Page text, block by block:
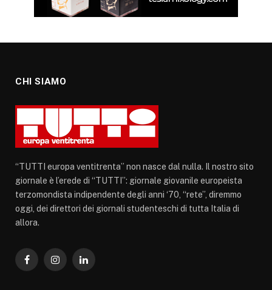
CHI SIAMO
“TUTTI europa ventitrenta” non nasce dal nulla. Il nostro sito
giornale è l’erede di “TUTTI”: giornale giovanile europeista
terzomondista indipendente degli anni ‘70, “rete”, diremmo
oggi, dei direttori dei giornali studenteschi di tutta Italia di
allora.
FacebookInstagramLinkedIn